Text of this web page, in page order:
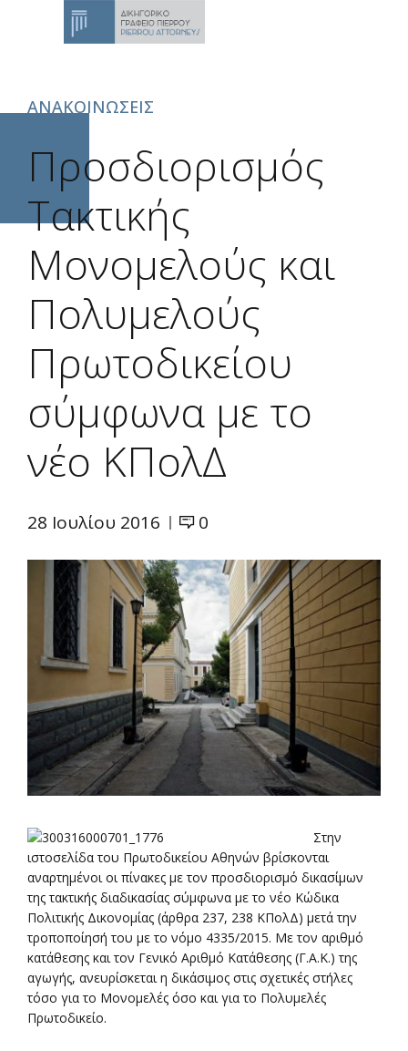
ΑΝΑΚΟΙΝΩΣΕΙΣ
Προσδιορισμός
Τακτικής
Μονομελούς και
Πολυμελούς
Πρωτοδικείου
σύμφωνα με το
νέο ΚΠολΔ
28 Ιουλίου 2016 0
Στην
ιστοσελίδα του Πρωτοδικείου Αθηνών βρίσκονται
αναρτημένοι οι πίνακες με τον προσδιορισμό δικασίμων
της τακτικής διαδικασίας σύμφωνα με το νέο Κώδικα
Πολιτικής Δικονομίας (άρθρα 237, 238 ΚΠολΔ) μετά την
τροποποίησή του με το νόμο 4335/2015. Με τον αριθμό
κατάθεσης και τον Γενικό Αριθμό Κατάθεσης (Γ.Α.Κ.) της
αγωγής, ανευρίσκεται η δικάσιμος στις σχετικές στήλες
τόσο για το Μονομελές όσο και για το Πολυμελές
Πρωτοδικείο.